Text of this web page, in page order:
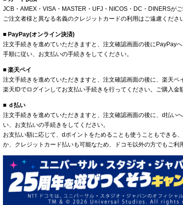
JCB・AMEX・VISA・MASTER・UFJ・NICOS・DC・DINERSがご
ご注文者様と異なる名義のクレジットカードの利用はご遠慮くださ
■ PayPay(オンライン決済)
注文手続きを進めていただきますと、注文確認画面の後にPayPay
手順に従い、お支払いの手続きをしてください。
■ 楽天ペイ
注文手続きを進めていただきますと、注文確認画面の後に、楽天ペ
楽天IDでログインしてお支払い手続きを行ってください。ご購入金
■ ｄ払い
注文手続きを進めていただきますと、注文確認画面の後に、d払い
い、お支払いの手続きをしてください。
お支払い額に応じて、dポイントをためることも使うこともできる
か、クレジットカード払いも可能なため、ドコモ以外の方でもご利